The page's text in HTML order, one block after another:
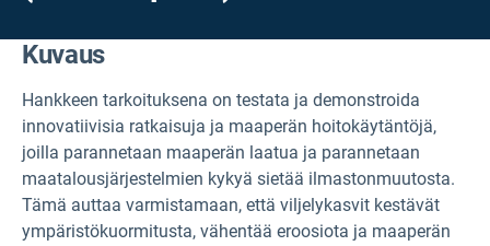
Kuvaus
Hankkeen tarkoituksena on testata ja demonstroida
innovatiivisia ratkaisuja ja maaperän hoitokäytäntöjä,
joilla parannetaan maaperän laatua ja parannetaan
maatalousjärjestelmien kykyä sietää ilmastonmuutosta.
Tämä auttaa varmistamaan, että viljelykasvit kestävät
ympäristökuormitusta, vähentää eroosiota ja maaperän